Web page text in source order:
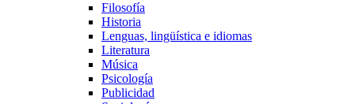
Filosofía
Historia
Lenguas, lingüística e idiomas
Literatura
Música
Psicología
Publicidad